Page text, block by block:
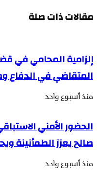
مقالات ذات صلة
إلزامية المحامي في
المتقاضي في الدفاع
منذ أسبوع واحد
الحضور الأمني
صالح يعزز الطمأنينة
منذ أسبوع واحد